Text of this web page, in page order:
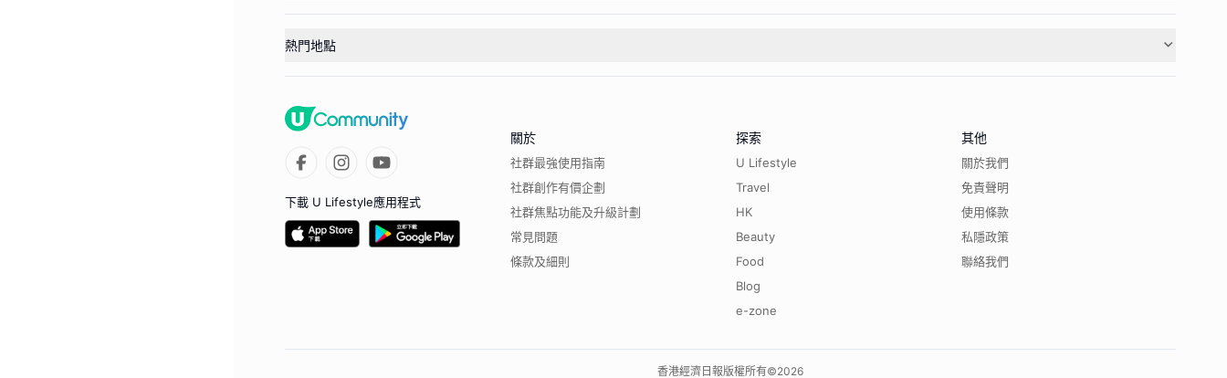
熱門地點
下載 U Lifestyle應用程式
關於
社群最強使用指南
社群創作有價企劃
社群焦點功能及升級計劃
常見問題
條款及細則
探索
U Lifestyle
Travel
HK
Beauty
Food
Blog
e-zone
其他
關於我們
免責聲明
使用條款
私隱政策
聯絡我們
香港經濟日報版權所有©2026